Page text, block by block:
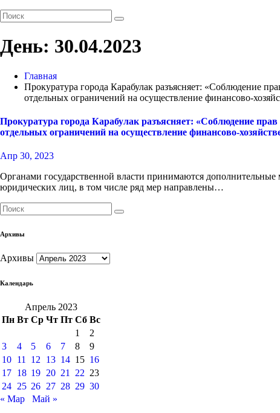
День: 30.04.2023
Главная
Прокуратура города Карабулак разъясняет: «Соблюдение
отдельных ограничений на осуществление финансово-
Прокуратура города Карабулак разъясняет: «Соблюдение
отдельных ограничений на осуществление финансово-
Апр 30, 2023
Органами государственной власти принимаются
юридических лиц, в том числе ряд мер направлены…
Архивы
Архивы
Календарь
Апрель 2023
Пн Вт Ср Чт Пт Сб Вс
1
2
3
4 5 6 7 8
9
10 11 12 13 14 15 16
17 18 19 20 21 22 23
24 25 26 27 28 29 30
« Мар
Май »